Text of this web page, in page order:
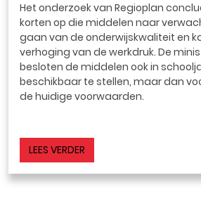
Het onderzoek van Regioplan
korten op die middelen naar
gaan van de onderwijskwaliteit en
verhoging van de werkdruk. De
besloten de middelen ook in
beschikbaar te stellen, maar dan
de huidige voorwaarden.
LEES VERDER